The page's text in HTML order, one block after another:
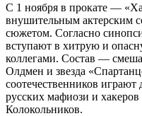
С 1 ноября в прокате —
внушительным актерским
сюжетом. Согласно
вступают в хитрую и
коллегами. Состав —
Олдмен и звезда
соотечественников
русских мафиози и
Колокольников.